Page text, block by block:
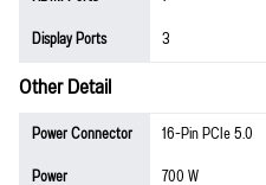
Display Ports
3
Other Detail
Power Connector
16-Pin PCIe 5.0
Power
700 W